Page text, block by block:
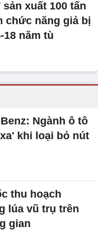
xuất 100 tấn
chức năng giả bị
18 năm tù
Ngành ô tô
khi loại bỏ nút
thu hoạch
lúa vũ trụ trên
gian